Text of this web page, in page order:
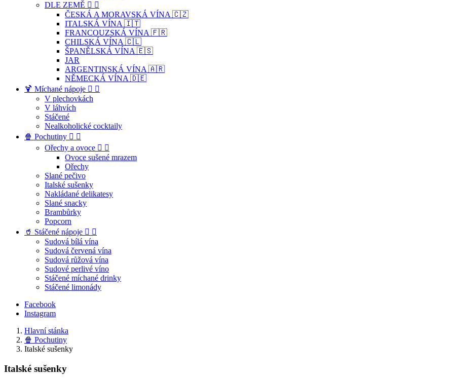
DLE ZEMĚ  
ČESKÁ A MORAVSKÁ VÍNA 🇨🇿
ITALSKÁ VÍNA 🇮🇹
FRANCOUZSKÁ VÍNA 🇫🇷
CHILSKÁ VÍNA 🇨🇱
ŠPANĚLSKÁ VÍNA 🇪🇸
JAR
ARGENTINSKÁ VÍNA 🇦🇷
NĚMECKÁ VÍNA 🇩🇪
🍹 Míchané nápoje  
V plechovkách
V láhvích
Stáčené
Nealkoholické cocktaily
🍿 Pochutiny  
Ořechy a ovoce  
Ovoce sušené mrazem
Ořechy
Slané pečivo
Italské sušenky
Nakládané delikatesy
Slané snacky
Brambůrky
Popcorn
🥤 Stáčené nápoje  
Sudová bílá vína
Sudová červená vína
Sudová růžová vína
Sudové perlivé víno
Stáčené míchané drinky
Stáčené limonády
Facebook
Instagram
Hlavní stánka
🍿 Pochutiny
Italské sušenky
Italské sušenky